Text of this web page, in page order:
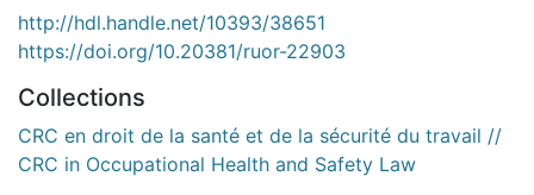
http://hdl.handle.net/10393/38651
https://doi.org/10.20381/ruor-22903
Collections
CRC en droit de la santé et de la sécurité du travail //
CRC in Occupational Health and Safety Law